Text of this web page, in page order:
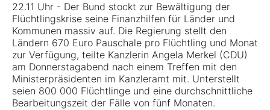
22.11 Uhr - Der Bund stockt zur Bewältigung der
Flüchtlingskrise seine Finanzhilfen für Länder und
Kommunen massiv auf. Die Regierung stellt den
Ländern 670 Euro Pauschale pro Flüchtling und Monat
zur Verfügung, teilte Kanzlerin Angela Merkel (CDU)
am Donnerstagabend nach einem Treffen mit den
Ministerpräsidenten im Kanzleramt mit. Unterstellt
seien 800 000 Flüchtlinge und eine durchschnittliche
Bearbeitungszeit der Fälle von fünf Monaten.